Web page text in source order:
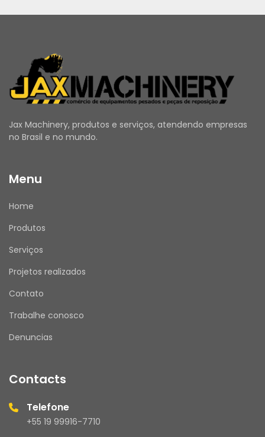
Jax Machinery, produtos e serviços, atendendo empresas
no Brasil e no mundo.
Menu
Home
Produtos
Serviços
Projetos realizados
Contato
Trabalhe conosco
Denuncias
Contacts
Telefone
+55 19 99916-7710